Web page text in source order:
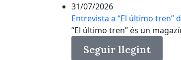
31/07/2026
Entrevista a “El último tren”
“El último tren” és un
Seguir llegint